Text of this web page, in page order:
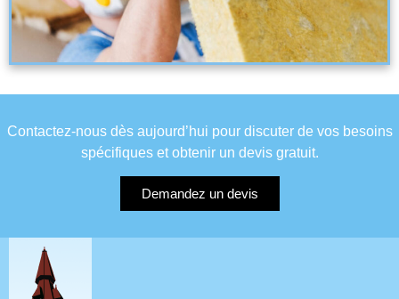
Contactez-nous dès aujourd’hui pour discuter de vos besoins
spécifiques et obtenir un devis gratuit.
Demandez un devis